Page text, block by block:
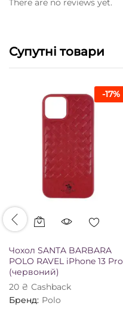
There are no reviews yet.
Супутні товари
-17%
Чохол SANTA BARBARA
POLO RAVEL iPhone 13 Pro
(червоний)
20 ₴ Сashback
Бренд: Polo